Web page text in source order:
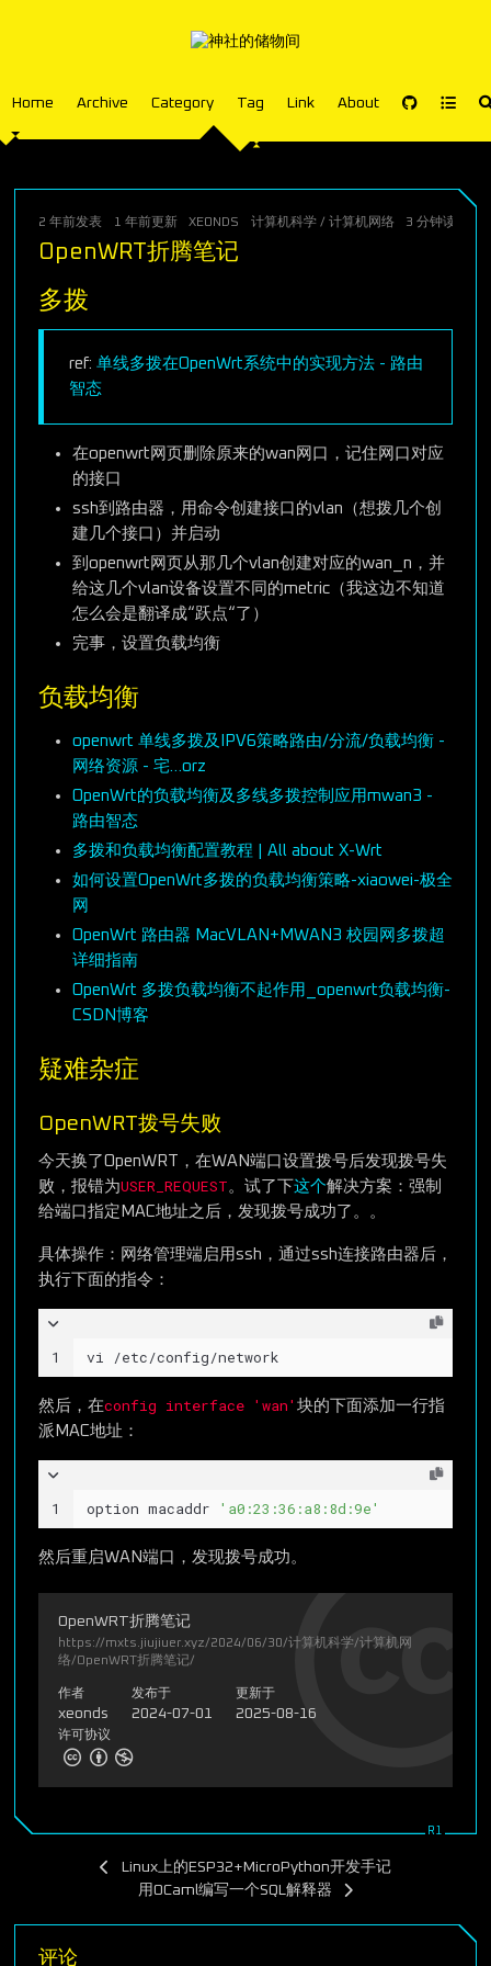
Home Archive Category Tag Link About
2 年前发表 1 年前更新 XEONDS 计算机科学/ 计算机网络 3 分钟读完 (
OpenWRT折腾笔记
多拨
ref:单线多拨在OpenWrt系统中的实现方法 - 路由
智态
在openwrt网页删除原来的wan网口，记住网口对应
的接口
ssh到路由器，用命令创建接口的vlan（想拨几个创
建几个接口）并启动
到openwrt网页从那几个vlan创建对应的wan_n，并
给这几个vlan设备设置不同的metric（我这边不知道
怎么会是翻译成“跃点“了）
完事，设置负载均衡
负载均衡
openwrt 单线多拨及IPV6策略路由/分流/负载均衡 -
网络资源 - 宅…orz
OpenWrt的负载均衡及多线多拨控制应用mwan3 -
路由智态
多拨和负载均衡配置教程 | All about X-Wrt
如何设置OpenWrt多拨的负载均衡策略-xiaowei-极全
网
OpenWrt 路由器 MacVLAN+MWAN3 校园网多拨超
详细指南
OpenWrt 多拨负载均衡不起作用_openwrt负载均衡-
CSDN博客
疑难杂症
OpenWRT拨号失败
今天换了OpenWRT，在WAN端口设置拨号后发现拨号失
败，报错为USER_REQUEST。试了下这个解决方案：强制
给端口指定MAC地址之后，发现拨号成功了。。
具体操作：网络管理端启用ssh，通过ssh连接路由器后，
执行下面的指令：
1 vi /etc/config/network
然后，在config interface 'wan' 块的下面添加一行指
派MAC地址：
1 option macaddr 'a0:23:36:a8:8d:9e'
然后重启WAN端口，发现拨号成功。
OpenWRT折腾笔记
https://mxts.jiujiuer.xyz/2024/06/30/计算机科学/计算机网
络/OpenWRT折腾笔记/
作者
xeonds
发布于
2024-07-01
更新于
2025-08-16
许可协议
Linux上的ESP32+MicroPython开发手记
用OCaml编写一个SQL解释器
评论